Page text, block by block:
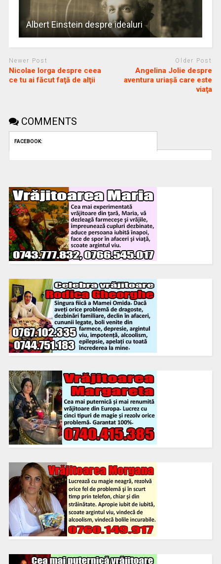
Albert Einstein despre idealuri
Newer Post
Nicolae Iorga despre ceea
ce tu ai făcut faţă de alţii
Older Post
Angelina Jolie despre
aventura uriaşă care este
viaţa
COMMENTS
FACEBOOK: